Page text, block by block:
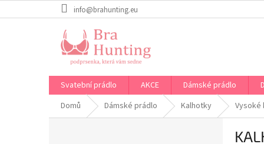
na
info@brahunting.eu
Svatební prádlo AKCE Dámské prádlo
Domů
Dámské prádlo Kalhotky Vysoké